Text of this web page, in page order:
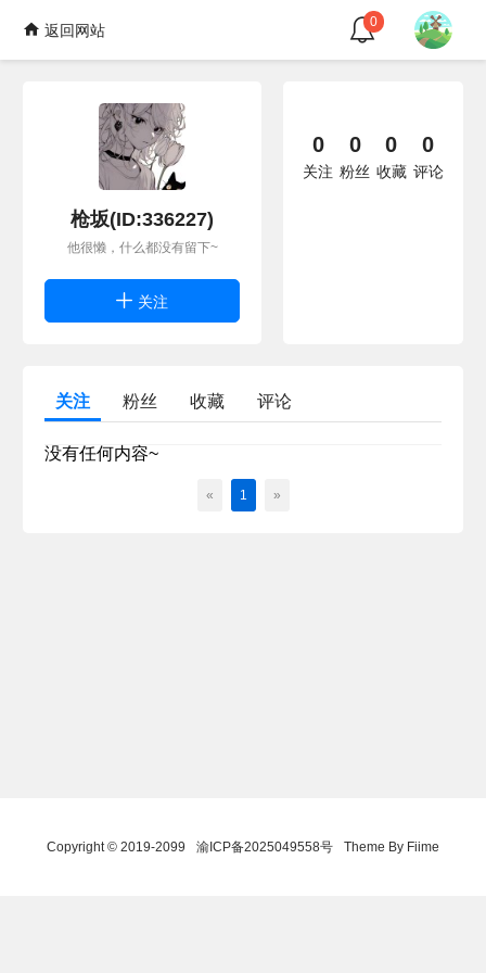
返回网站 0
枪坂(ID:336227)
他很懒，什么都没有留下~
关注
0
关注
0
粉丝
0
收藏
0
评论
关注 粉丝 收藏 评论
没有任何内容~
« 1 »
Copyright © 2019-2099 渝ICP备2025049558号 Theme By Fiime